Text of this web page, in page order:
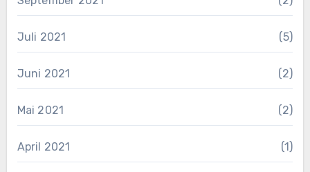
Juli 2021 (5)
Juni 2021 (2)
Mai 2021 (2)
April 2021 (1)